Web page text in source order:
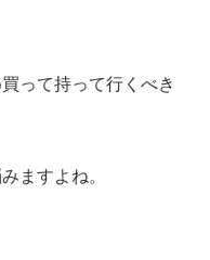
って持って行くべき
ますよね。